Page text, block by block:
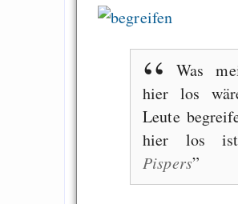
Was
hier los
Leute
hier los
Pispers